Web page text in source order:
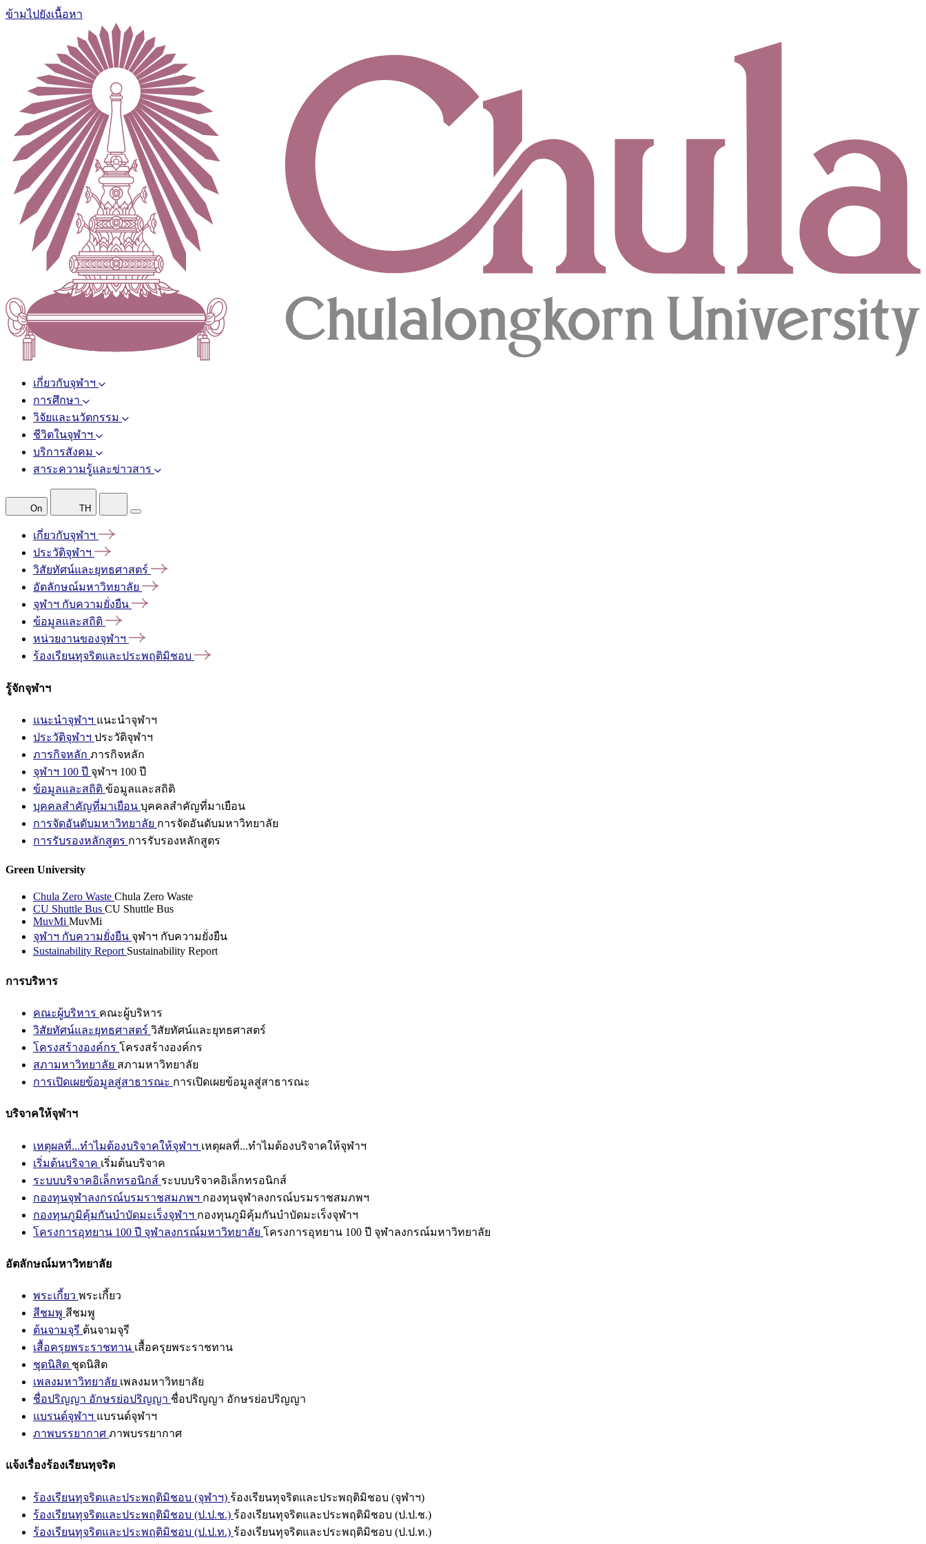
ข้ามไปยังเนื้อหา
เกี่ยวกับจุฬาฯ
การศึกษา
วิจัยและนวัตกรรม
ชีวิตในจุฬาฯ
บริการสังคม
สาระความรู้และข่าวสาร
On TH
เกี่ยวกับจุฬาฯ
ประวัติจุฬาฯ
วิสัยทัศน์และยุทธศาสตร์
อัตลักษณ์มหาวิทยาลัย
จุฬาฯ กับความยั่งยืน
ข้อมูลและสถิติ
หน่วยงานของจุฬาฯ
ร้องเรียนทุจริตและประพฤติมิชอบ
รู้จักจุฬาฯ
แนะนำจุฬาฯ แนะนำจุฬาฯ
ประวัติจุฬาฯ ประวัติจุฬาฯ
ภารกิจหลัก ภารกิจหลัก
จุฬาฯ 100 ปี จุฬาฯ 100 ปี
ข้อมูลและสถิติ ข้อมูลและสถิติ
บุคคลสำคัญที่มาเยือน บุคคลสำคัญที่มาเยือน
การจัดอันดับมหาวิทยาลัย การจัดอันดับมหาวิทยาลัย
การรับรองหลักสูตร การรับรองหลักสูตร
Green University
Chula Zero Waste Chula Zero Waste
CU Shuttle Bus CU Shuttle Bus
MuvMi MuvMi
จุฬาฯ กับความยั่งยืน จุฬาฯ กับความยั่งยืน
Sustainability Report Sustainability Report
การบริหาร
คณะผู้บริหาร คณะผู้บริหาร
วิสัยทัศน์และยุทธศาสตร์ วิสัยทัศน์และยุทธศาสตร์
โครงสร้างองค์กร โครงสร้างองค์กร
สภามหาวิทยาลัย สภามหาวิทยาลัย
การเปิดเผยข้อมูลสู่สาธารณะ การเปิดเผยข้อมูลสู่สาธารณะ
บริจาคให้จุฬาฯ
เหตุผลที่...ทำไมต้องบริจาคให้จุฬาฯ เหตุผลที่...ทำไมต้องบริจาคให้จุฬาฯ
เริ่มต้นบริจาค เริ่มต้นบริจาค
ระบบบริจาคอิเล็กทรอนิกส์ ระบบบริจาคอิเล็กทรอนิกส์
กองทุนจุฬาลงกรณ์บรมราชสมภพฯ กองทุนจุฬาลงกรณ์บรมราชสมภพฯ
กองทุนภูมิคุ้มกันบำบัดมะเร็งจุฬาฯ กองทุนภูมิคุ้มกันบำบัดมะเร็งจุฬาฯ
โครงการอุทยาน 100 ปี จุฬาลงกรณ์มหาวิทยาลัย โครงการอุทยาน 100 ปี จุฬาลงกรณ์มหาวิทยาลัย
อัตลักษณ์มหาวิทยาลัย
พระเกี้ยว พระเกี้ยว
สีชมพู สีชมพู
ต้นจามจุรี ต้นจามจุรี
เสื้อครุยพระราชทาน เสื้อครุยพระราชทาน
ชุดนิสิต ชุดนิสิต
เพลงมหาวิทยาลัย เพลงมหาวิทยาลัย
ชื่อปริญญา อักษรย่อปริญญา ชื่อปริญญา อักษรย่อปริญญา
แบรนด์จุฬาฯ แบรนด์จุฬาฯ
ภาพบรรยากาศ ภาพบรรยากาศ
แจ้งเรื่องร้องเรียนทุจริต
ร้องเรียนทุจริตและประพฤติมิชอบ (จุฬาฯ) ร้องเรียนทุจริตและประพฤติมิชอบ (จุฬาฯ)
ร้องเรียนทุจริตและประพฤติมิชอบ (ป.ป.ช.) ร้องเรียนทุจริตและประพฤติมิชอบ (ป.ป.ช.)
ร้องเรียนทุจริตและประพฤติมิชอบ (ป.ป.ท.) ร้องเรียนทุจริตและประพฤติมิชอบ (ป.ป.ท.)